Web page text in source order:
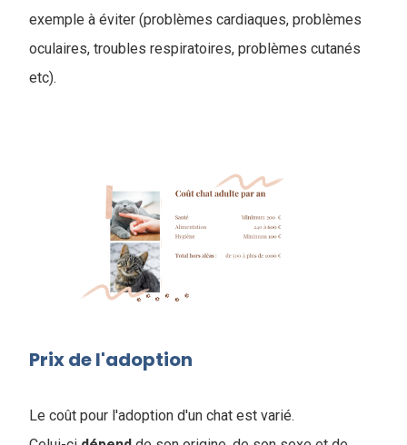
exemple à éviter (problèmes cardiaques, problèmes
oculaires, troubles respiratoires, problèmes cutanés
etc).
Prix de l'adoption
Le coût pour l'adoption d'un chat est varié.